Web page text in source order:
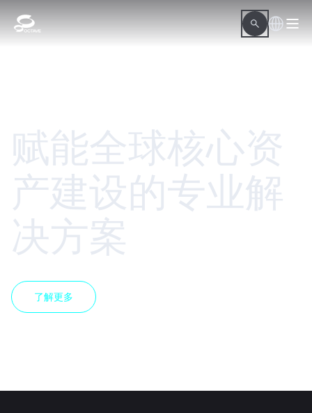
赋能全球核心资
产建设的专业解
决方案
了解更多